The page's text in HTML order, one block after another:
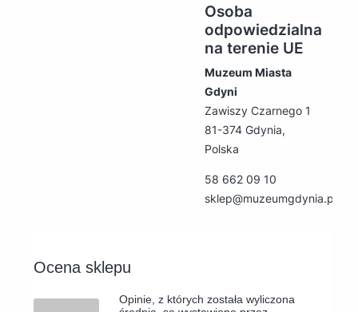
Osoba
odpowiedzialna
na terenie UE
Muzeum Miasta
Gdyni
Zawiszy Czarnego 1
81-374 Gdynia,
Polska
58 662 09 10
sklep@muzeumgdynia.pl
Ocena sklepu
Opinie, z których została wyliczona